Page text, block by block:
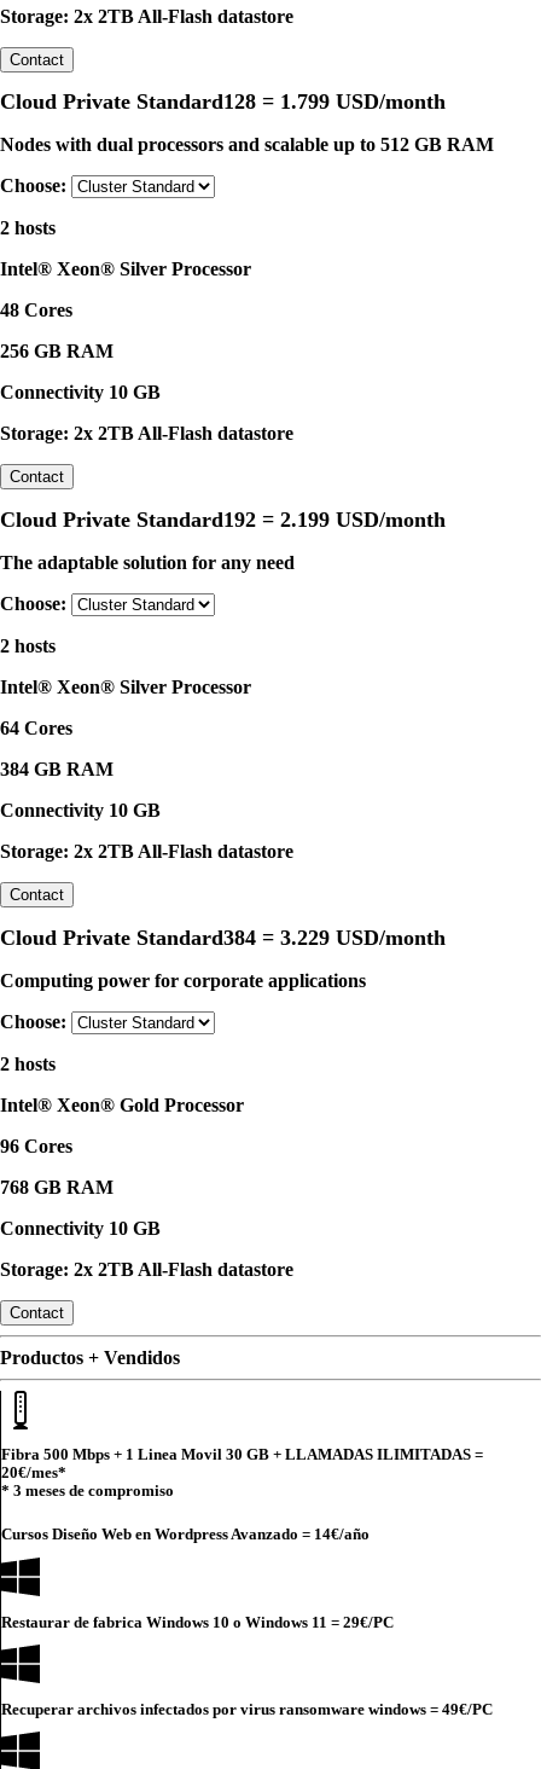
Storage: 2x 2TB All-Flash datastore
Contact
Cloud Private Standard128 = 1.799 USD/month
Nodes with dual processors and scalable up to 512 GB RAM
Choose:
2 hosts
Intel® Xeon® Silver Processor
48 Cores
256 GB RAM
Connectivity 10 GB
Storage: 2x 2TB All-Flash datastore
Contact
Cloud Private Standard192 = 2.199 USD/month
The adaptable solution for any need
Choose:
2 hosts
Intel® Xeon® Silver Processor
64 Cores
384 GB RAM
Connectivity 10 GB
Storage: 2x 2TB All-Flash datastore
Contact
Cloud Private Standard384 = 3.229 USD/month
Computing power for corporate applications
Choose:
2 hosts
Intel® Xeon® Gold Processor
96 Cores
768 GB RAM
Connectivity 10 GB
Storage: 2x 2TB All-Flash datastore
Contact
Productos + Vendidos
Fibra 500 Mbps + 1 Linea Movil 30 GB + LLAMADAS ILIMITADAS =
20€/mes*
* 3 meses de compromiso
Cursos Diseño Web en Wordpress Avanzado = 14€/año
Restaurar de fabrica Windows 10 o Windows 11 = 29€/PC
Recuperar archivos infectados por virus ransomware windows = 49€/PC